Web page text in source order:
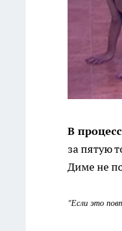
В
за пятую
Диме не
"Если это